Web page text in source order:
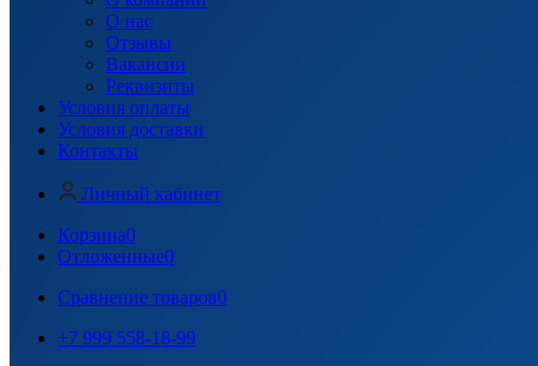
О нас
Отзывы
Вакансии
Реквизиты
Условия оплаты
Условия доставки
Контакты
Личный кабинет
Корзина0
Отложенные0
Сравнение товаров0
+7 999 558-18-99